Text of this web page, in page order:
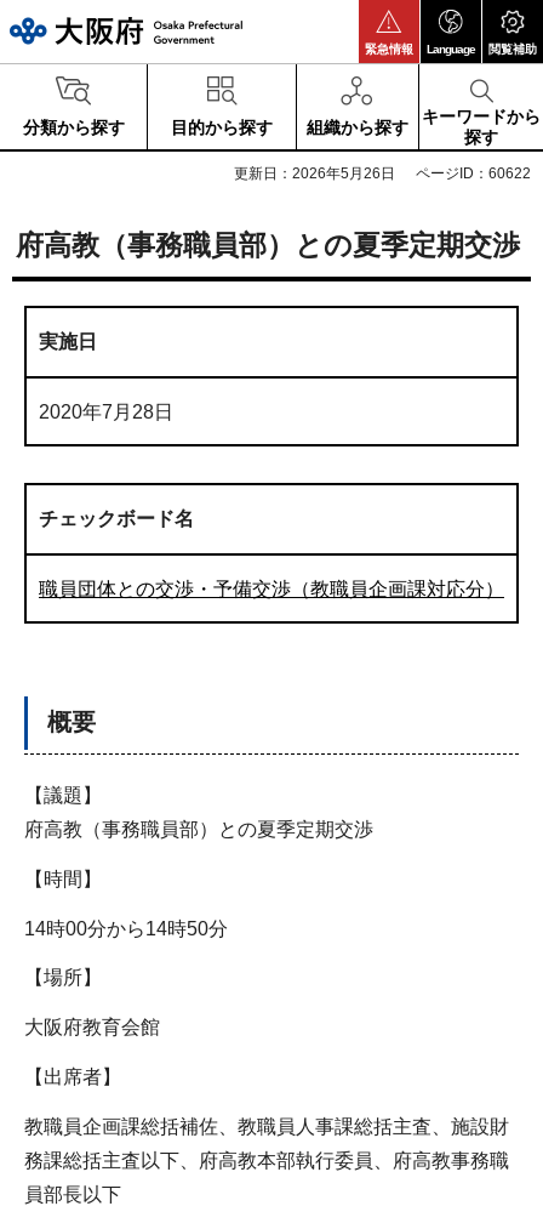
緊急情報 Language 閲覧補助
分類から探す 目的から探す 組織から探す
キーワードから
探す
更新日：2026年5月26日 ページID：60622
府高教（事務職員部）との夏季定期交渉
実施日
2020年7月28日
チェックボード名
職員団体との交渉・予備交渉（教職員企画課対応分）
概要
【議題】
府高教（事務職員部）との夏季定期交渉
【時間】
14時00分から14時50分
【場所】
大阪府教育会館
【出席者】
教職員企画課総括補佐、教職員人事課総括主査、施設財
務課総括主査以下、府高教本部執行委員、府高教事務職
員部長以下